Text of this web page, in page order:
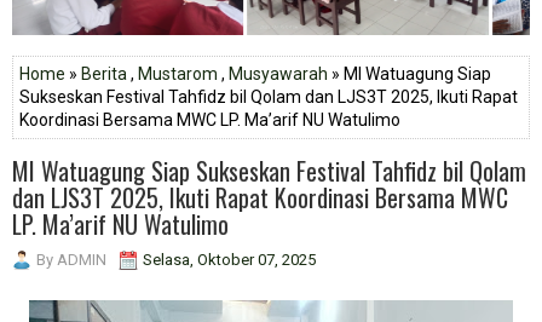
Home » Berita , Mustarom , Musyawarah » MI Watuagung Siap
Sukseskan Festival Tahfidz bil Qolam dan LJS3T 2025, Ikuti Rapat
Koordinasi Bersama MWC LP. Ma’arif NU Watulimo
MI Watuagung Siap Sukseskan Festival Tahfidz bil Qolam
dan LJS3T 2025, Ikuti Rapat Koordinasi Bersama MWC
LP. Ma’arif NU Watulimo
By ADMIN Selasa, Oktober 07, 2025